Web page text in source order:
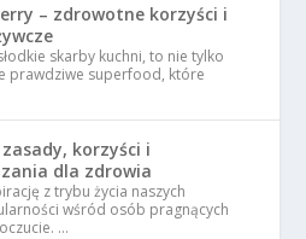
– zdrowotne korzyści i
skarby kuchni, to nie tylko
prawdziwe superfood, które
korzyści i
dla zdrowia
z trybu życia naszych
wśród osób pragnących
…